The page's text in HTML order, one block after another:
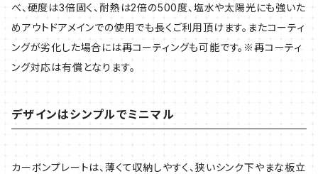
べ、硬度は3倍固く、耐熱は2倍の500度、塩水や太陽光にも強いた
めアウトドアメインでの使用でも長くご利用頂けます。またコーティ
ングが劣化した場合には再コーティングも可能です。※再コーティ
ング対応は有償となります。
デザインはシンプルでミニマル
カーボンプレートは、薄くて収納しやすく、狭いシンク下やまな板立